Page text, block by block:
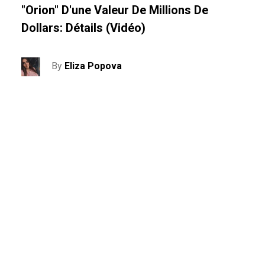
"Orion" D'une Valeur De Millions De
Dollars: Détails (vidéo)
By Eliza Popova